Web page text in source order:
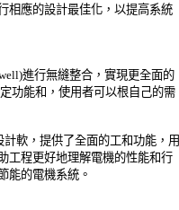
相應的設計最佳化，以提高系統
進行無縫整合，實現更全面的
功能和，使用者可以根自己的需
軟，提供了全面的工和功能，用
工程更好地理解電機的性能和行
能的電機系統。